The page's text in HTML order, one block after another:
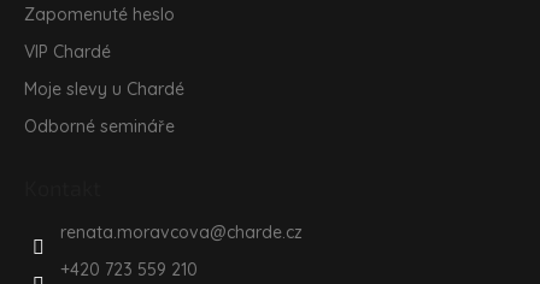
Zapomenuté heslo
VIP Chardé
Moje slevy u Chardé
Odborné semináře
renata.moravcova@charde.cz
+420 723 559 210